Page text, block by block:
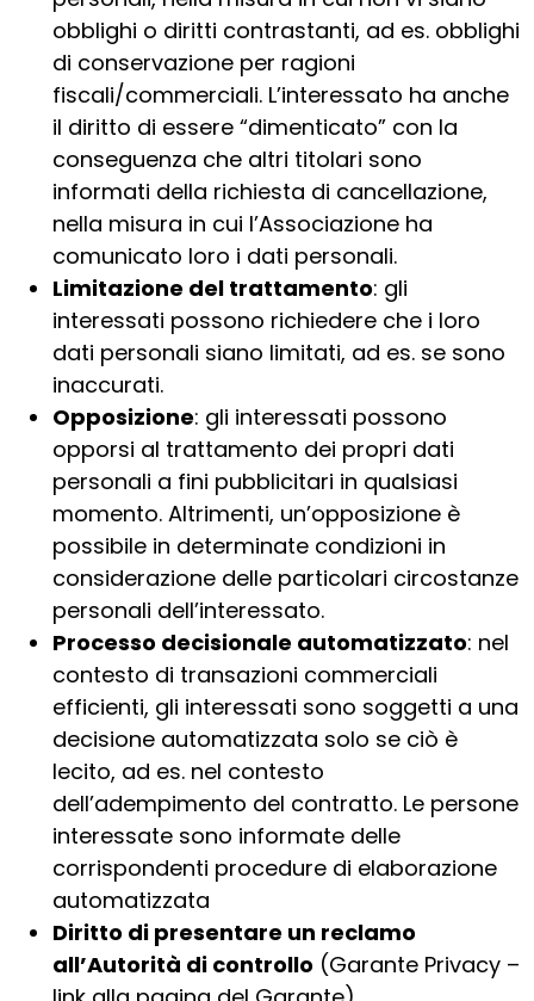
obblighi o diritti contrastanti, ad es. obblighi
di conservazione per ragioni
fiscali/commerciali. L’interessato ha anche
il diritto di essere “dimenticato” con la
conseguenza che altri titolari sono
informati della richiesta di cancellazione,
nella misura in cui l’Associazione ha
comunicato loro i dati personali.
Limitazione del trattamento: gli
interessati possono richiedere che i loro
dati personali siano limitati, ad es. se sono
inaccurati.
Opposizione: gli interessati possono
opporsi al trattamento dei propri dati
personali a fini pubblicitari in qualsiasi
momento. Altrimenti, un’opposizione è
possibile in determinate condizioni in
considerazione delle particolari circostanze
personali dell’interessato.
Processo decisionale automatizzato: nel
contesto di transazioni commerciali
efficienti, gli interessati sono soggetti a una
decisione automatizzata solo se ciò è
lecito, ad es. nel contesto
dell’adempimento del contratto. Le persone
interessate sono informate delle
corrispondenti procedure di elaborazione
automatizzata
Diritto di presentare un reclamo
all’Autorità di controllo (Garante Privacy –